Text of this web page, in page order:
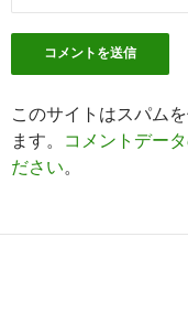
このサイトはスパム
ます。
コメントデー
ださい。